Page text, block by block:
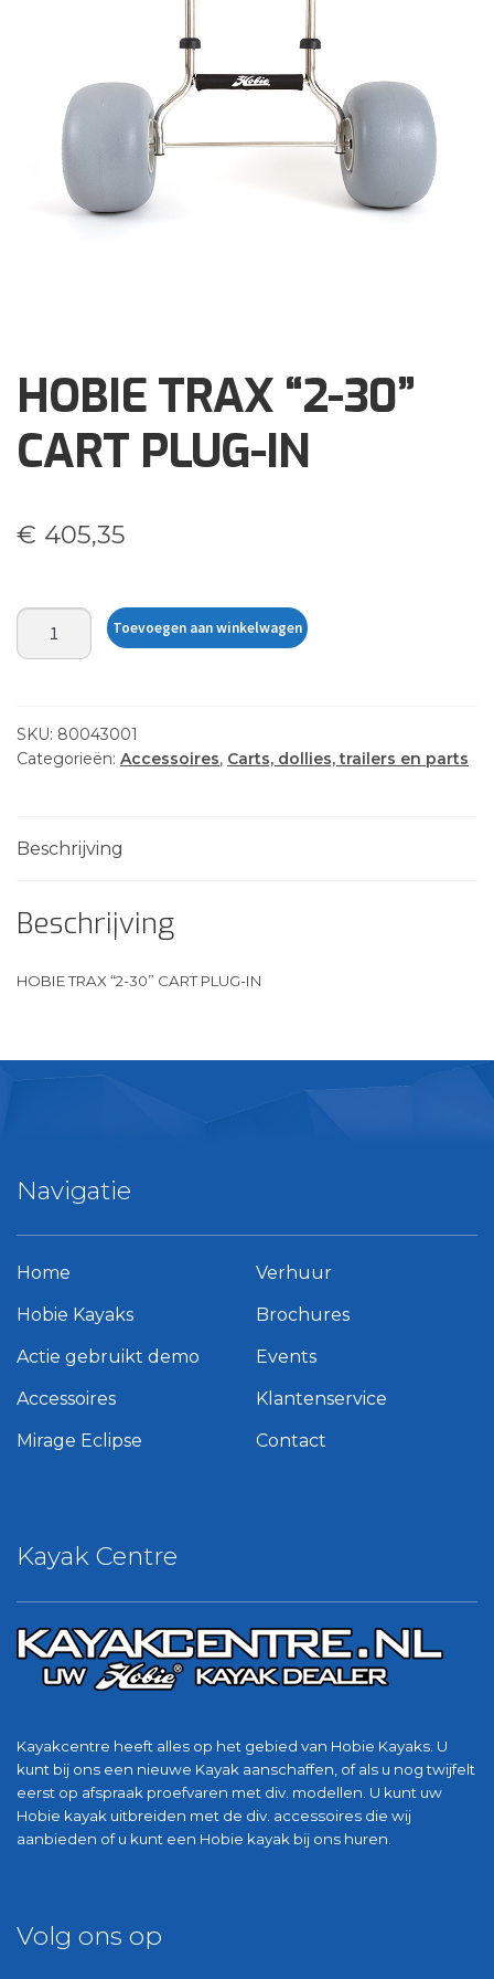
Klantenservice
Contact
HOBIE TRAX “2-30”
CART PLUG-IN
€ 405,35
HOBIE
TRAX
CART
PLUG-
Toevoegen aan winkelwagen
SKU: 80043001
Categorieën: Accessoires, Carts, dollies, trailers en parts
Beschrijving
Beschrijving
HOBIE TRAX “2-30” CART PLUG-IN
Kayak Centre
Kayakcentre heeft alles op het gebied van Hobie Kayaks. U
kunt bij ons een nieuwe Kayak aanschaffen, of als u nog twijfelt
eerst op afspraak proefvaren met div. modellen. U kunt uw
Hobie kayak uitbreiden met de div. accessoires die wij
aanbieden of u kunt een Hobie kayak bij ons huren.
Navigatie
Home
Hobie Kayaks
Actie gebruikt demo
Accessoires
Mirage Eclipse
Verhuur
Brochures
Events
Klantenservice
Contact
Volg ons op